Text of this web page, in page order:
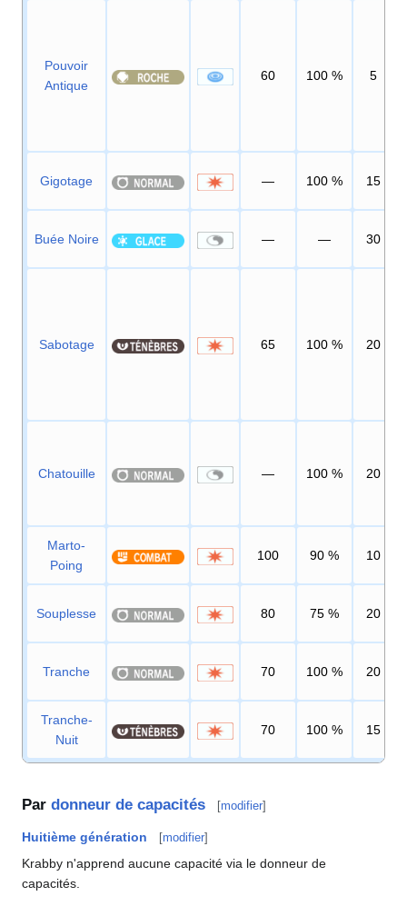
Pouvoir
Antique
60 100 % 5
Gigotage — 100 % 15
Buée Noire — — 30
Sabotage 65 100 % 20
Chatouille — 100 % 20
Marto-
Poing
100 90 % 10
Souplesse 80 75 % 20
Tranche 70 100 % 20
Tranche-
Nuit
70 100 % 15
Par donneur de capacités [modifier]
Huitième génération [modifier]
Krabby n'apprend aucune capacité via le donneur de
capacités.